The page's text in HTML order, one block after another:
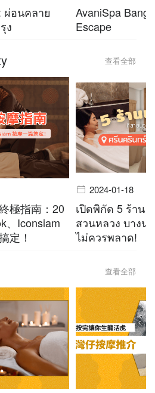
ผ่อนคลาย
ง
AvaniSpa
Escape
查看全部
極指南：20
、Iconsiam
定！
2024-01-18
เปิดพิกัด 5 ร้าน
สวนหลวง บาง
ไม่ควรพลาด!
查看全部